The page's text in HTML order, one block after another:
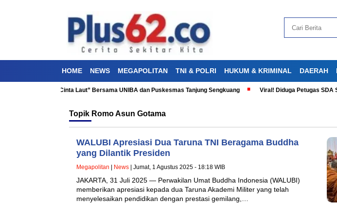
HOME NEWS MEGAPOLITAN TNI & POLRI HUKUM & KRIMINAL DAERAH
Kesehatan “Aku Cinta Laut” Bersama UNIBA dan Puskesmas Tanjung Sengkuang Viral! Diduga Petugas SDA
Topik Romo Asun Gotama
WALUBI Apresiasi Dua Taruna TNI Beragama Buddha
yang Dilantik Presiden
Megapolitan | News | Jumat, 1 Agustus 2025 - 18:18 WIB
JAKARTA, 31 Juli 2025 — Perwakilan Umat Buddha Indonesia (WALUBI)
memberikan apresiasi kepada dua Taruna Akademi Militer yang telah
menyelesaikan pendidikan dengan prestasi gemilang,…